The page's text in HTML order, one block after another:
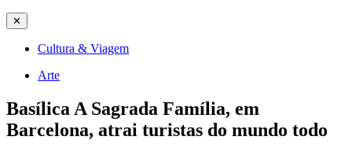
✕
Cultura & Viagem
Arte
Basílica A Sagrada Família, em
Barcelona, atrai turistas do mundo todo